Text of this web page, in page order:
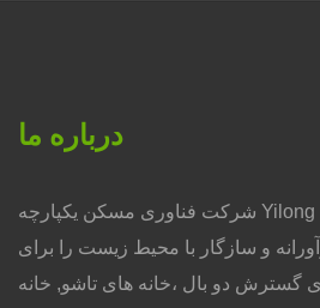
درباره ما
شرکت فناوری مسکن یکپارچه Yilong ، با مسئولیت محدود
و سازگار با محیط زیست را برای
گسترش دو بال ،خانه های تاشو, خانه